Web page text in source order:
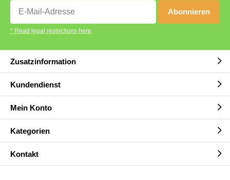
Abonnieren
* Read legal restrictions here
Zusatzinformation
Kundendienst
Mein Konto
Kategorien
Kontakt